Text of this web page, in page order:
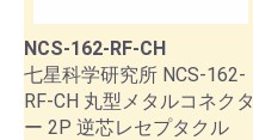
NCS-162-RF-CH
七星科学研究所 NCS-162-
RF-CH 丸型メタルコネクタ
ー 2P 逆芯レセプタクル